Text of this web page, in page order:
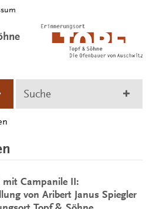
Suche
mit Campanile II:
von Aribert Janus Spiegler